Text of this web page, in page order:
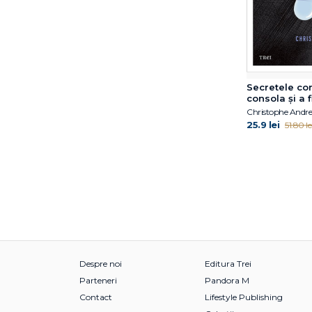
Gurmeet Kanwal
Secretele
consola și a
Christophe Andre
25.9 lei 51.80
Despre noi
Parteneri
Contact
Editura Trei
Pandora M
Lifestyle Publishing